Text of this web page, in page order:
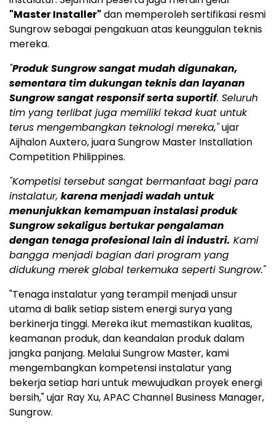
"Master Installer" dan memperoleh sertifikasi resmi
Sungrow sebagai pengakuan atas keunggulan teknis
mereka.
"Produk Sungrow sangat mudah digunakan,
sementara tim dukungan teknis dan layanan
Sungrow sangat responsif serta suportif. Seluruh
tim yang terlibat juga memiliki tekad kuat untuk
terus mengembangkan teknologi mereka,"ujar
Aijhalon Auxtero, juara Sungrow Master Installation
Competition Philippines.
"Kompetisi tersebut sangat bermanfaat bagi para
instalatur, karena menjadi wadah untuk
menunjukkan kemampuan instalasi produk
Sungrow sekaligus bertukar pengalaman
dengan tenaga profesional lain di industri. Kami
bangga menjadi bagian dari program yang
didukung merek global terkemuka seperti Sungrow."
"Tenaga instalatur yang terampil menjadi unsur
utama di balik setiap sistem energi surya yang
berkinerja tinggi. Mereka ikut memastikan kualitas,
keamanan produk, dan keandalan produk dalam
jangka panjang. Melalui Sungrow Master, kami
mengembangkan kompetensi instalatur yang
bekerja setiap hari untuk mewujudkan proyek energi
bersih," ujar Ray Xu, APAC Channel Business Manager,
Sungrow.